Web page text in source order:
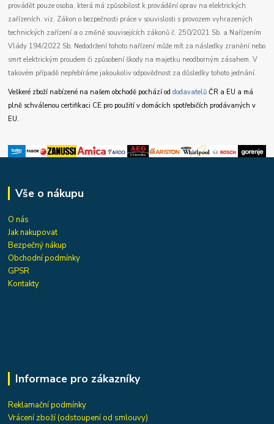
provádět pouze osoba, která má způsobilost k provádění oprav na elektrických
zařízeních. viz. Zákon o bezpečnosti práce v souvislosti s provozem vyhrazených
technických zařízení a o změně souvisejících zákonů č. 250/2021 Sb. a Nařízením
Vlády 194/2022 Sb. Nedodržení tohoto nařízení může mít za následky zranění nebo
smrt elektrickým proudem či způsobení škody na majetku neodborným zásahem. V
takovém případě nepřebíráme jakoukoliv odpovědnost za důsledky tohoto jednání.
Veškeré zboží nabízené na našem obchodě pochází oddodavatelů ČR a EU a má
plně schválenou certifikaci CE pro použití v domácích spotřebičích prodávaných v
EU.
Vše o nákupu
O nás
Jak nakupovat
Bezpečný nákup
Obchodní podmínky
GPSR
Kontakty
Informace pro zákazníky
Reklamační podmínky
Vrácení zboží (odstoupení od smlouvy)